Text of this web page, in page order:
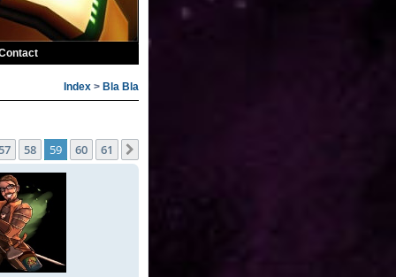
Index > Bla Bla
58 59 60 61